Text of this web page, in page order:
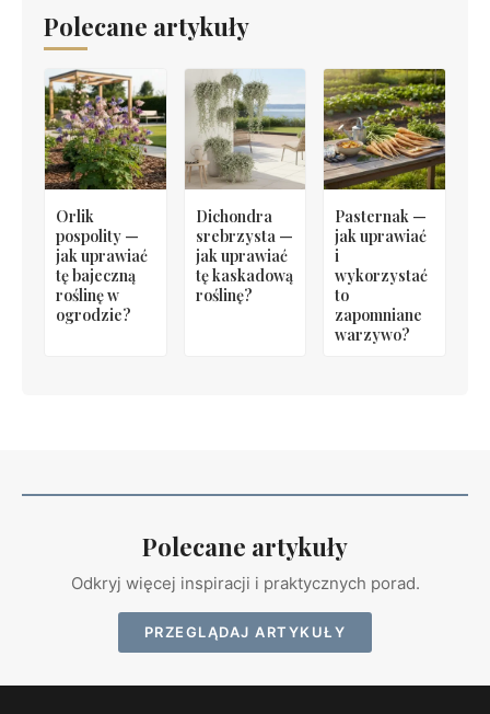
Polecane artykuły
Orlik
pospolity —
jak uprawiać
tę bajeczną
roślinę w
ogrodzie?
Dichondra
srebrzysta —
jak uprawiać
tę kaskadową
roślinę?
Pasternak —
jak uprawiać
i
wykorzystać
to
zapomniane
warzywo?
Polecane artykuły
Odkryj więcej inspiracji i praktycznych porad.
PRZEGLĄDAJ ARTYKUŁY